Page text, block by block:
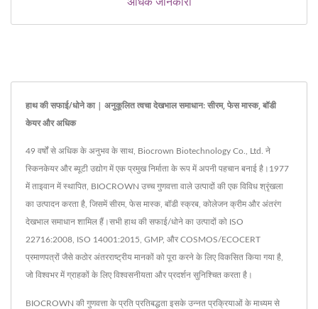
हाथ की सफाई/धोने का | अनुकूलित त्वचा देखभाल समाधान: सीरम, फेस मास्क, बॉडी
केयर और अधिक
49 वर्षों से अधिक के अनुभव के साथ, Biocrown Biotechnology Co., Ltd. ने
स्किनकेयर और ब्यूटी उद्योग में एक प्रमुख निर्माता के रूप में अपनी पहचान बनाई है।1977
में ताइवान में स्थापित, BIOCROWN उच्च गुणवत्ता वाले उत्पादों की एक विविध श्रृंखला
का उत्पादन करता है, जिसमें सीरम, फेस मास्क, बॉडी स्क्रब, कोलेजन क्रीम और अंतरंग
देखभाल समाधान शामिल हैं।सभी हाथ की सफाई/धोने का उत्पादों को ISO
22716:2008, ISO 14001:2015, GMP, और COSMOS/ECOCERT
प्रमाणपत्रों जैसे कठोर अंतरराष्ट्रीय मानकों को पूरा करने के लिए विकसित किया गया है,
जो विश्वभर में ग्राहकों के लिए विश्वसनीयता और प्रदर्शन सुनिश्चित करता है।
BIOCROWN की गुणवत्ता के प्रति प्रतिबद्धता इसके उन्नत प्रक्रियाओं के माध्यम से